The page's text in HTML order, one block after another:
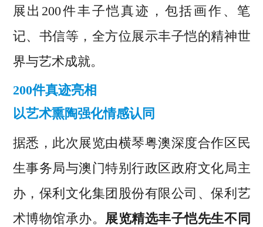
展出200件丰子恺真迹，包括画作、笔
记、书信等，全方位展示丰子恺的精神世
界与艺术成就。
200件真迹亮相
以艺术熏陶强化情感认同
据悉，此次展览由横琴粤澳深度合作区民
生事务局与澳门特别行政区政府文化局主
办，保利文化集团股份有限公司、保利艺
术博物馆承办。 展览精选丰子恺先生不同